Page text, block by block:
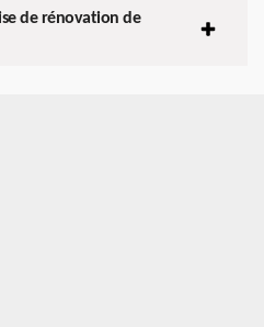
de rénovation de